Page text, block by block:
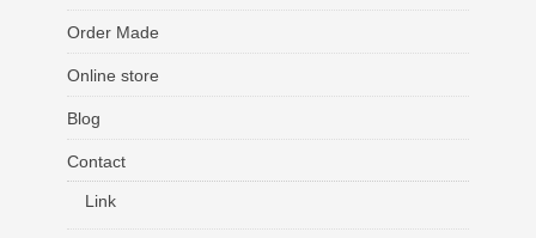
Order Made
Online store
Blog
Contact
Link